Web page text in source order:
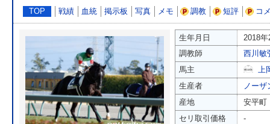
TOP 戦績 血統 掲示板 写真 メモ 調教 短評 コ
生年月日
2018
調教師
西川敏
馬主
上
生産者
ノーザ
産地
安平町
セリ取引価格
-